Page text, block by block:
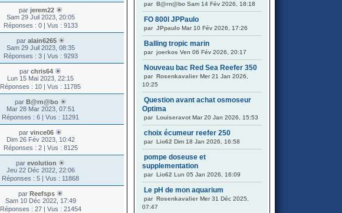
par jerem22
Sam 29 Juil 2023, 20:05
Réponses : 0 | Vus : 9133
par alain6265
Sam 29 Juil 2023, 08:35
Réponses : 3 | Vus : 9293
parchris64
Lun 15 Mai 2023, 22:15
Réponses : 10 | Vus : 11785
par B@rn@bo
Mar 28 Mar 2023, 07:51
Réponses : 6 | Vus : 11291
parvince06
Dim 26 Fév 2023, 10:42
Réponses : 2 | Vus : 8125
parevolution
Jeu 22 Déc 2022, 22:06
Réponses : 5 | Vus : 11868
par Reefsps
Sam 10 Déc 2022, 17:49
Réponses : 27 | Vus : 21454
par B@rn@bo Sam 14 Fév 2026, 18:18
FO 800l JPPaulo
par JPpaulo Mar 10 Fév 2026, 17:26
Balling tropic marin
par joerkos Ven 06 Fév 2026, 20:17
Nouveau bac Red Sea Reefer 350
par Rosenkavalier Mer 21 Jan 2026,
10:25
Question avant achat osmoseur
Optima
par Louiseravot Mar 20 Jan 2026, 15:53
choix écumeur reefer 250
par Lio62 Dim 18 Jan 2026, 16:58
pompe doseuse et
supplementation
par Lio62 Lun 05 Jan 2026, 16:09
Le pH de mon aquarium
par Rosenkavalier Mer 31 Déc 2025,
07:47